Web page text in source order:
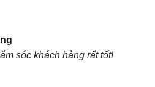
sóc khách hàng rất tốt!